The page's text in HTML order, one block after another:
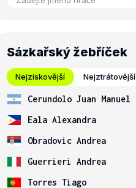
Sázkařský žebříček
Nejziskovější Nejztrátovější
Cerundolo Juan Manuel
Eala Alexandra
Obradovic Andrea
Guerrieri Andrea
Torres Tiago